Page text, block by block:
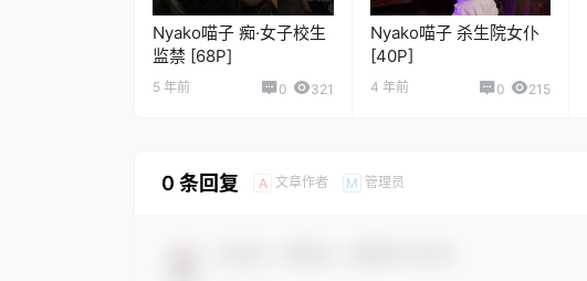
Nyako喵子 痴·女子校生
监禁 [68P]
5 年前 0 321
Nyako喵子 杀生院女仆
[40P]
4 年前 0 215
0 条回复 A 文章作者 M 管理员